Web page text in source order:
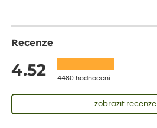
Recenze
4.52 4480 hodnocení
zobrazit recenze